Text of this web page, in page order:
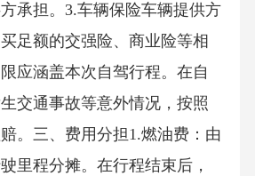
承担。3.车辆保险车辆提供方
足额的交强险、商业险等相
应涵盖本次自驾行程。在自
交通事故等意外情况，按照
。三、费用分担1.燃油费：由
里程分摊。在行程结束后，